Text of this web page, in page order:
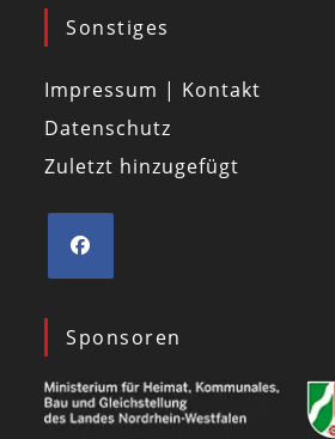
Sonstiges
Impressum | Kontakt
Datenschutz
Zuletzt hinzugefügt
Sponsoren